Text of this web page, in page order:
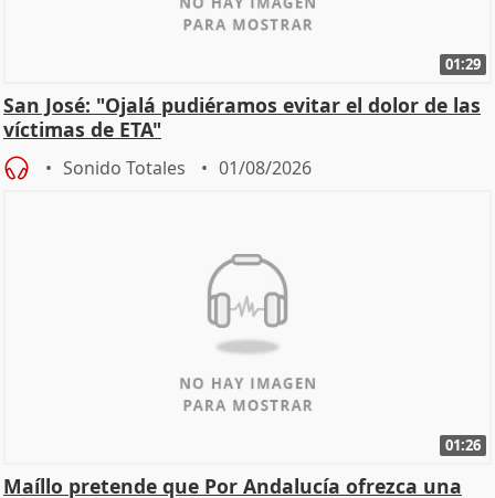
01:29
San José: "Ojalá pudiéramos evitar el dolor de las
víctimas de ETA"
Sonido Totales 01/08/2026
01:26
Maíllo pretende que Por Andalucía ofrezca una